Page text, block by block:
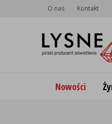
O nas Kontakt
Nowości